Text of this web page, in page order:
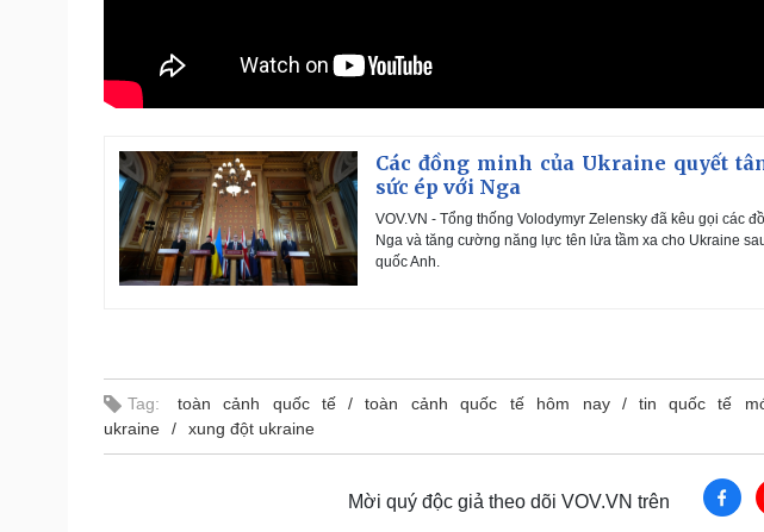
Các đồng minh của Ukraine quyết
sức ép với Nga
VOV.VN - Tổng thống Volodymyr Zelensky đã kêu gọi các
Nga và tăng cường năng lực tên lửa tầm xa cho Ukraine
quốc Anh.
Tag: toàn cảnh quốc tế toàn cảnh quốc tế hôm nay tin quốc tế
ukraine
xung đột ukraine
Mời quý độc giả theo dõi VOV.VN trên